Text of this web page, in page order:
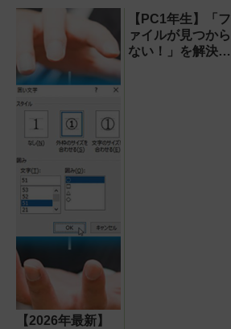
ス化できる新機軸アダプタ
ーを徹底解説【データシス
テム『USBKIT』】
【2026年最新】
【PC1年生】「フ
ァイルが見つから
ない！」を解決す